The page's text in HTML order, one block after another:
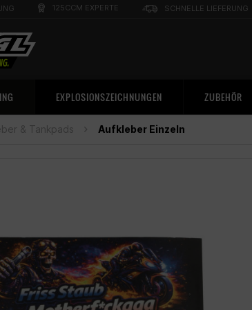
125CCM EXPERTE SCHNELLE LIEFERUNG
EXPLOSIONSZEICHNUNGEN ZUBEHÖR
& Tankpads Aufkleber Einzeln